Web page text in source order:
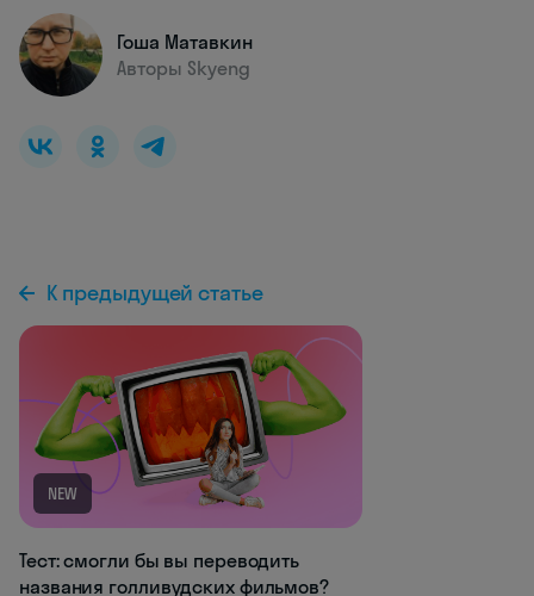
Гоша Матавкин
Авторы Skyeng
К предыдущей статье
NEW
Тест: смогли бы вы переводить
названия голливудских фильмов?